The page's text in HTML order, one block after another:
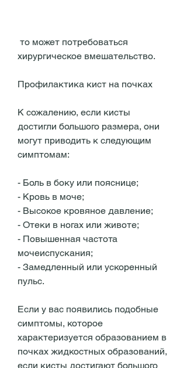
хирургическое вмешательство.
Профилактика кист на почках
К сожалению, если кисты
достигли большого размера, они
могут приводить к следующим
симптомам:
- Боль в боку или пояснице;
- Кровь в моче;
- Высокое кровяное давление;
- Отеки в ногах или животе;
- Повышенная частота
мочеиспускания;
- Замедленный или ускоренный
пульс.
Если у вас появились подобные
симптомы, которое
характеризуется образованием в
почках жидкостных образований,
если кисты достигают большого